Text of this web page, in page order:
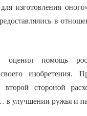
изготовления
в
оценил помощь
своего
стороной
в улучшении ружья и